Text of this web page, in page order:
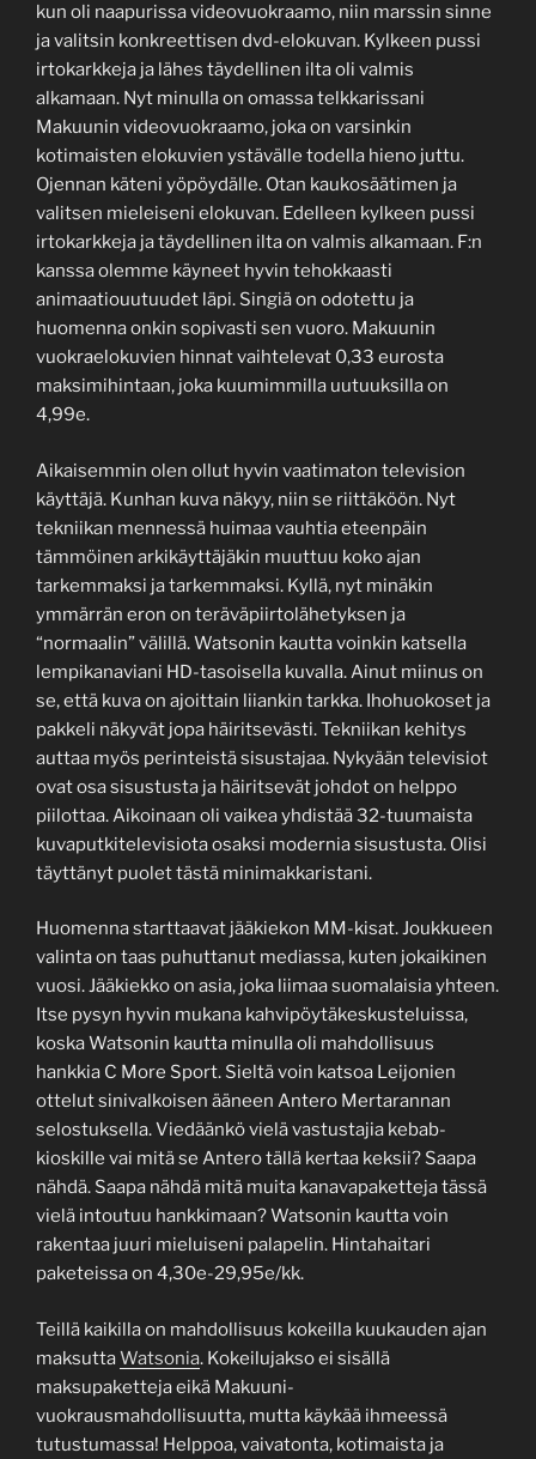
kun oli naapurissa videovuokraamo, niin marssin sinne
ja valitsin konkreettisen dvd-elokuvan. Kylkeen pussi
irtokarkkeja ja lähes täydellinen ilta oli valmis
alkamaan. Nyt minulla on omassa telkkarissani
Makuunin videovuokraamo, joka on varsinkin
kotimaisten elokuvien ystävälle todella hieno juttu.
Ojennan käteni yöpöydälle. Otan kaukosäätimen ja
valitsen mieleiseni elokuvan. Edelleen kylkeen pussi
irtokarkkeja ja täydellinen ilta on valmis alkamaan. F:n
kanssa olemme käyneet hyvin tehokkaasti
animaatiouutuudet läpi. Singiä on odotettu ja
huomenna onkin sopivasti sen vuoro. Makuunin
vuokraelokuvien hinnat vaihtelevat 0,33 eurosta
maksimihintaan, joka kuumimmilla uutuuksilla on
4,99e.
Aikaisemmin olen ollut hyvin vaatimaton television
käyttäjä. Kunhan kuva näkyy, niin se riittäköön. Nyt
tekniikan mennessä huimaa vauhtia eteenpäin
tämmöinen arkikäyttäjäkin muuttuu koko ajan
tarkemmaksi ja tarkemmaksi. Kyllä, nyt minäkin
ymmärrän eron on teräväpiirtolähetyksen ja
“normaalin” välillä. Watsonin kautta voinkin katsella
lempikanaviani HD-tasoisella kuvalla. Ainut miinus on
se, että kuva on ajoittain liiankin tarkka. Ihohuokoset ja
pakkeli näkyvät jopa häiritsevästi. Tekniikan kehitys
auttaa myös perinteistä sisustajaa. Nykyään televisiot
ovat osa sisustusta ja häiritsevät johdot on helppo
piilottaa. Aikoinaan oli vaikea yhdistää 32-tuumaista
kuvaputkitelevisiota osaksi modernia sisustusta. Olisi
täyttänyt puolet tästä minimakkaristani.
Huomenna starttaavat jääkiekon MM-kisat. Joukkueen
valinta on taas puhuttanut mediassa, kuten jokaikinen
vuosi. Jääkiekko on asia, joka liimaa suomalaisia yhteen.
Itse pysyn hyvin mukana kahvipöytäkeskusteluissa,
koska Watsonin kautta minulla oli mahdollisuus
hankkia C More Sport. Sieltä voin katsoa Leijonien
ottelut sinivalkoisen ääneen Antero Mertarannan
selostuksella. Viedäänkö vielä vastustajia kebab-
kioskille vai mitä se Antero tällä kertaa keksii? Saapa
nähdä. Saapa nähdä mitä muita kanavapaketteja tässä
vielä intoutuu hankkimaan? Watsonin kautta voin
rakentaa juuri mieluiseni palapelin. Hintahaitari
paketeissa on 4,30e-29,95e/kk.
Teillä kaikilla on mahdollisuus kokeilla kuukauden ajan
maksuttaWatsonia. Kokeilujakso ei sisällä
maksupaketteja eikä Makuuni-
vuokrausmahdollisuutta, mutta käykää ihmeessä
tutustumassa! Helppoa, vaivatonta, kotimaista ja